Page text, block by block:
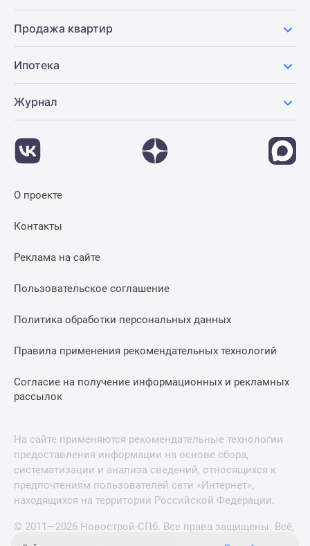
Продажа квартир
Ипотека
Журнал
О проекте
Контакты
Реклама на сайте
Пользовательское соглашение
Политика обработки персональных данных
Правила применения рекомендательных технологий
Согласие на получение информационных и рекламных
рассылок
На сайте применяются рекомендательные технологии
предоставления информации на основе сбора,
систематизации и анализа сведений, относящихся к
предпочтениям пользователей сети «Интернет»,
находящихся на территории Российской Федерации.
© 2011—2026 Новострой-СПб. Все права защищены. Всё,
что нужно знать о новостройках